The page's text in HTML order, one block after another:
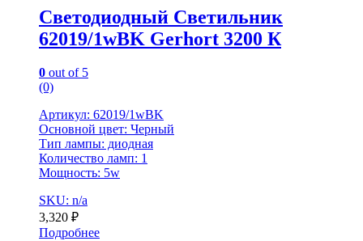
Светодиодный Светильник
62019/1wBK Gerhort 3200 К
0 out of 5
(0)
Артикул: 62019/1wBK
Основной цвет: Черный
Тип лампы: диодная
Количество ламп: 1
Мощность: 5w
SKU: n/a
3,320 ₽
Подробнее